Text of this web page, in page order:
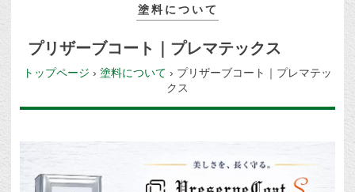
塗料について
プリザーブコート｜プレマテックス
トップページ › 塗料について › プリザーブコート｜プレマテッ
クス